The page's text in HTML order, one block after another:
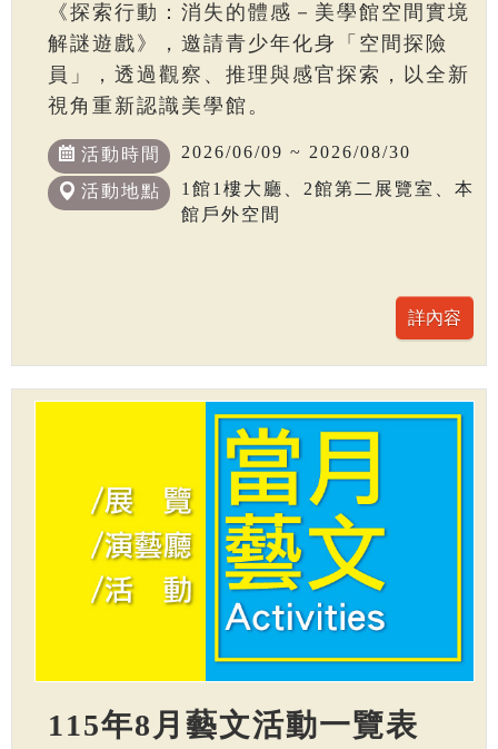
《探索行動：消失的體感－美學館空間實境
解謎遊戲》，邀請青少年化身「空間探險
員」，透過觀察、推理與感官探索，以全新
視角重新認識美學館。
活動時間 2026/06/09 ~ 2026/08/30
活動地點
1館1樓大廳、2館第二展覽室、本
館戶外空間
115年8月藝文活動一覽表